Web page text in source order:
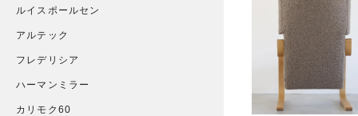
ルイスポールセン
アルテック
フレデリシア
ハーマンミラー
カリモク60